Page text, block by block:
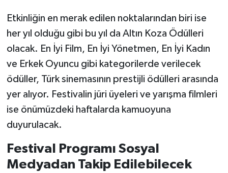
Etkinliğin en merak edilen noktalarından biri ise
her yıl olduğu gibi bu yıl da Altın Koza Ödülleri
olacak. En İyi Film, En İyi Yönetmen, En İyi Kadın
ve Erkek Oyuncu gibi kategorilerde verilecek
ödüller, Türk sinemasının prestijli ödülleri arasında
yer alıyor. Festivalin jüri üyeleri ve yarışma filmleri
ise önümüzdeki haftalarda kamuoyuna
duyurulacak.
Festival Programı Sosyal
Medyadan Takip Edilebilecek